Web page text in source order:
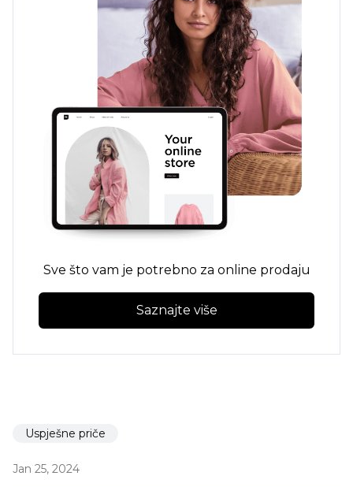
Sve što vam je potrebno za online prodaju
Saznajte više
Uspješne priče
Jan 25, 2024